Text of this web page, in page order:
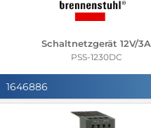
Schaltnetzgerät 12V/3A
PSS-1230DC
1646886